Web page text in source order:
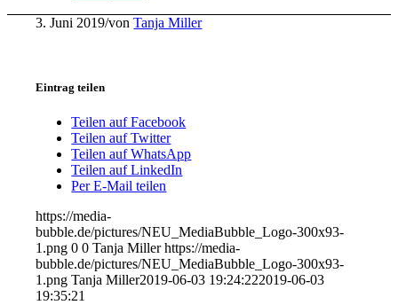
3. Juni 2019/vonTanja Miller
Eintrag teilen
Teilen auf Facebook
Teilen auf Twitter
Teilen auf WhatsApp
Teilen auf LinkedIn
Per E-Mail teilen
https://media-
bubble.de/pictures/NEU_MediaBubble_Logo-300x93-
1.png 0 0 Tanja Miller https://media-
bubble.de/pictures/NEU_MediaBubble_Logo-300x93-
1.png Tanja Miller2019-06-03 19:24:222019-06-03
19:35:21